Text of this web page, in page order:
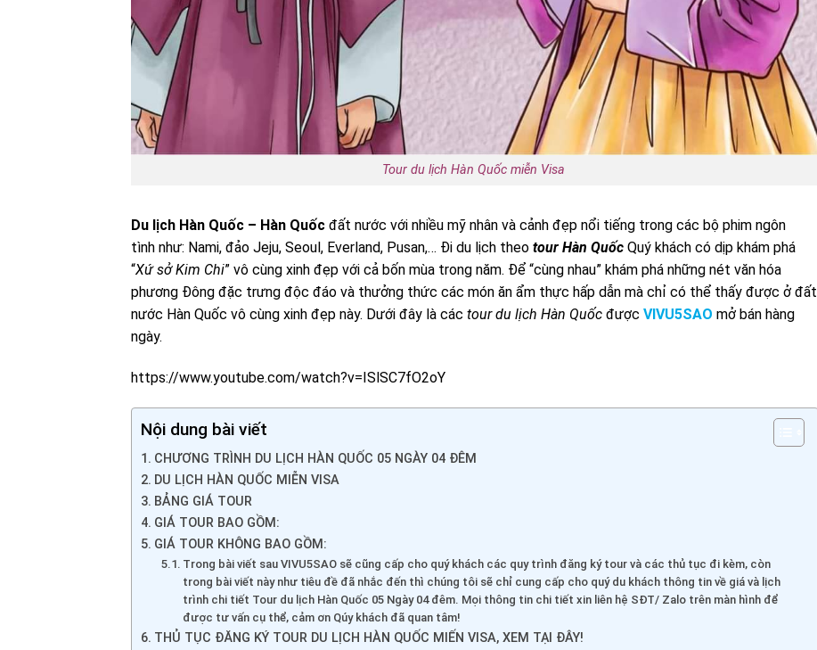
Tour du lịch Hàn Quốc miễn Visa
Du lịch Hàn Quốc – Hàn Quốc đất nước với nhiều mỹ nhân và cảnh đẹp nổi tiếng trong các bộ phim ngôn
tình như: Nami, đảo Jeju, Seoul, Everland, Pusan,… Đi du lịch theo tour Hàn Quốc Quý khách có dịp khám phá
“Xứ sở Kim Chi” vô cùng xinh đẹp với cả bốn mùa trong năm. Để “cùng nhau” khám phá những nét văn hóa
phương Đông đặc trưng độc đáo và thưởng thức các món ăn ẩm thực hấp dẫn mà chỉ có thể thấy được ở đất
nước Hàn Quốc vô cùng xinh đẹp này. Dưới đây là các tourdu lịch Hàn Quốc được VIVU5SAO mở bán hàng
ngày.
https://www.youtube.com/watch?v=ISlSC7fO2oY
Nội dung bài viết
CHƯƠNG TRÌNH DU LỊCH HÀN QUỐC 05 NGÀY 04 ĐÊM
DU LỊCH HÀN QUỐC MIỄN VISA
BẢNG GIÁ TOUR
GIÁ TOUR BAO GỒM:
GIÁ TOUR KHÔNG BAO GỒM:
Trong bài viết sau VIVU5SAO sẽ cũng cấp cho quý khách các quy trình đăng ký tour và các thủ tục đi kèm, còn
trong bài viết này như tiêu đề đã nhắc đến thì chúng tôi sẽ chỉ cung cấp cho quý du khách thông tin về giá và lịch
trình chi tiết Tour du lịch Hàn Quốc 05 Ngày 04 đêm. Mọi thông tin chi tiết xin liên hệ SĐT/ Zalo trên màn hình để
được tư vấn cụ thể, cảm ơn Qúy khách đã quan tâm!
THỦ TỤC ĐĂNG KÝ TOUR DU LỊCH HÀN QUỐC MIẾN VISA, XEM TẠI ĐÂY!